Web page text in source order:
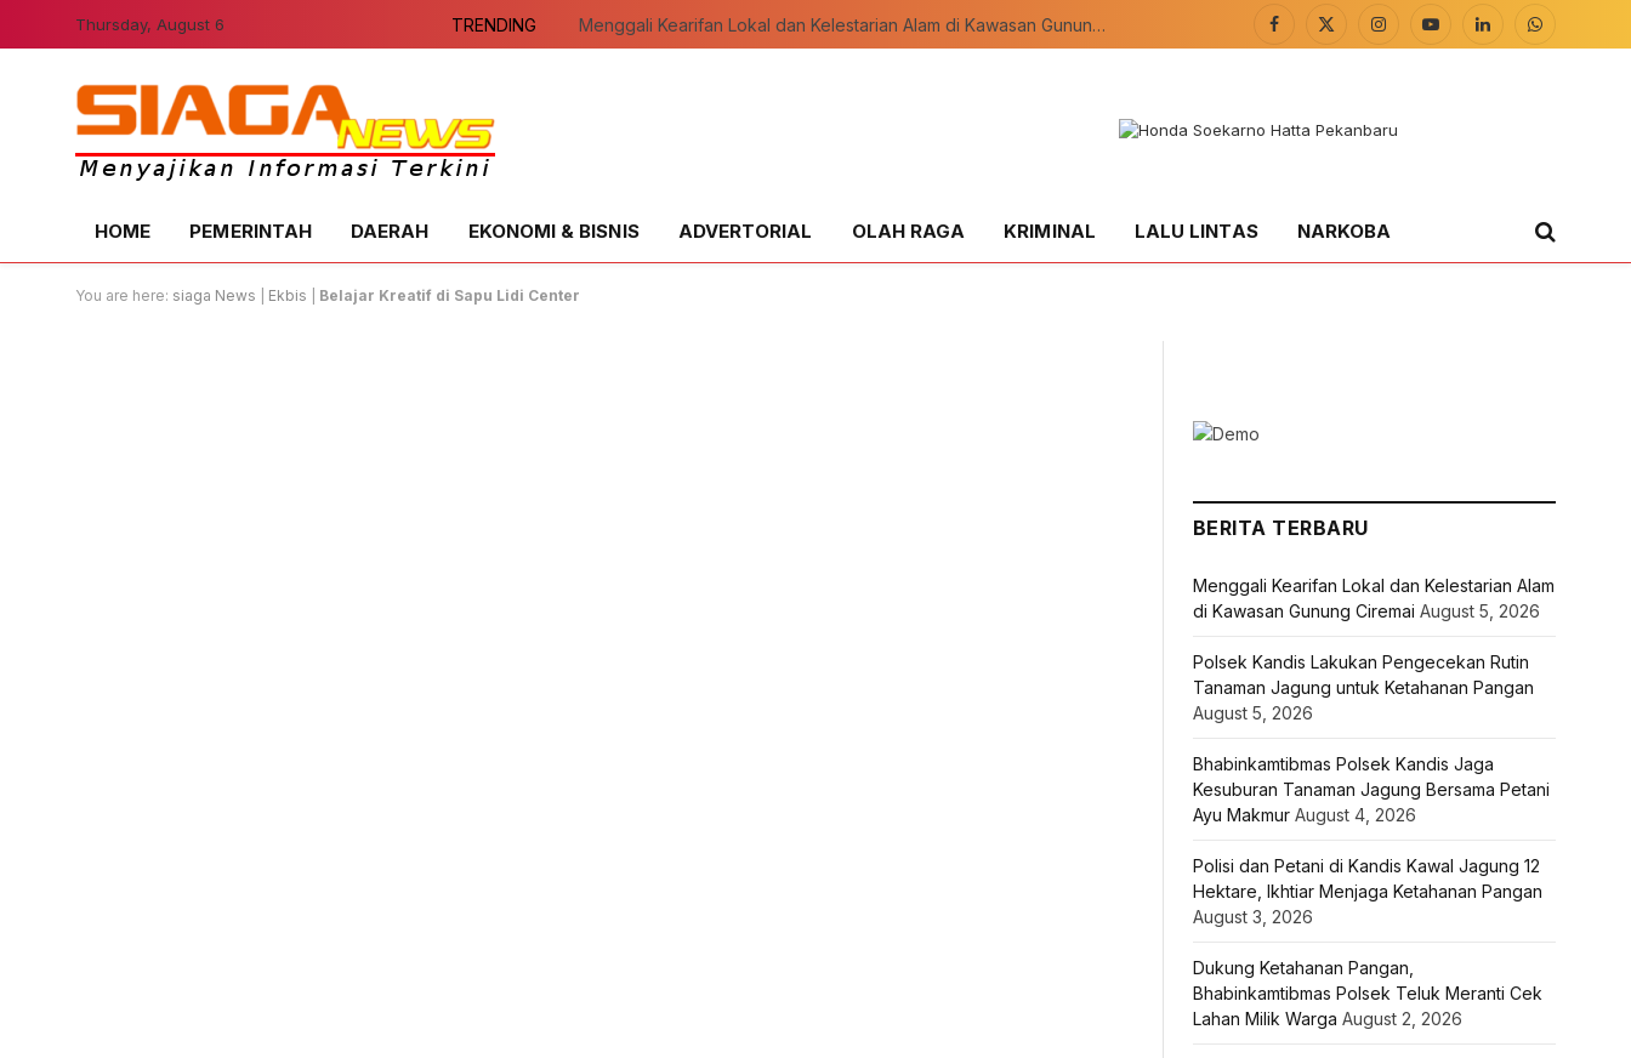
Thursday, August 6 TRENDING Menggali Kearifan Lokal dan Kelestarian Alam di Kawasan Gunung Ciremai
Facebook
X
InstagramYouTubeLinkedInWhatsApp
HOME PEMERINTAH DAERAH EKONOMI & BISNIS ADVERTORIAL OLAH RAGA KRIMINAL LALU LINTAS NARKOBA
You are here: siaga News Ekbis Belajar Kreatif di Sapu Lidi Center
BERITA TERBARU
Menggali Kearifan Lokal dan Kelestarian Alam
di Kawasan Gunung Ciremai August 5, 2026
Polsek Kandis Lakukan Pengecekan Rutin
Tanaman Jagung untuk Ketahanan Pangan
August 5, 2026
Bhabinkamtibmas Polsek Kandis Jaga
Kesuburan Tanaman Jagung Bersama Petani
Ayu Makmur August 4, 2026
Polisi dan Petani di Kandis Kawal Jagung 12
Hektare, Ikhtiar Menjaga Ketahanan Pangan
August 3, 2026
Dukung Ketahanan Pangan,
Bhabinkamtibmas Polsek Teluk Meranti Cek
Lahan Milik Warga August 2, 2026